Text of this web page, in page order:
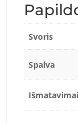
Svoris
Spalva
Išmatavimai